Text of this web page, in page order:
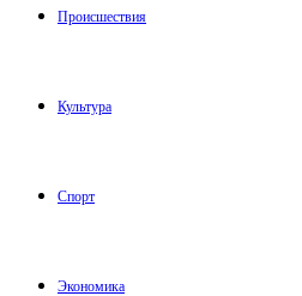
Происшествия
Культура
Спорт
Экономика